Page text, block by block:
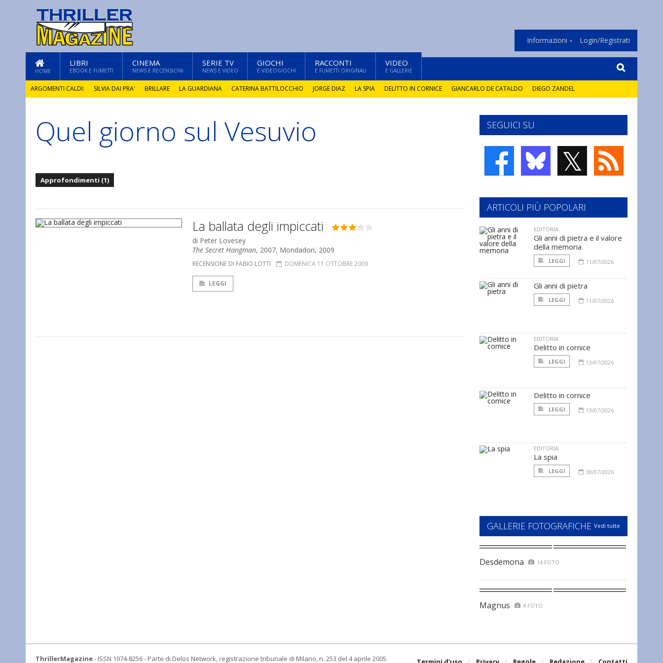
Informazioni Login/Registrati
HOME
LIBRI
EBOOK E FUMETTI
CINEMA
NEWS E RECENSIONI
SERIE TV
NEWS E VIDEO
GIOCHI
E VIDEOGIOCHI
RACCONTI
E FUMETTI ORIGINALI
VIDEO
E GALLERIE
ARGOMENTI CALDI: SILVIA DAI PRA' BRILLARE LA GUARDIANA CATERINA BATTILOCCHIO JORGE DIAZ LA SPIA DELITTO IN CORNICE GIANCARLO DE CATALDO DIEGO ZANDEL
GLI ANNI DI PIETRA
Quel giorno sul Vesuvio
Approfondimenti (1)
La ballata degli impiccati
di Peter Lovesey
The Secret Hangman, 2007, Mondadori, 2009
RECENSIONE DI FABIO LOTTI DOMENICA 11 OTTOBRE 2009
LEGGI
SEGUICI SU
𝕏
ARTICOLI PIÙ POPOLARI
EDITORIA
Gli anni di pietra e il valore
della memoria
LEGGI 11/07/2026
Gli anni di pietra
LEGGI 11/07/2026
EDITORIA
Delitto in cornice
LEGGI 13/07/2026
Delitto in cornice
LEGGI 13/07/2026
EDITORIA
La spia
LEGGI 30/07/2026
GALLERIE FOTOGRAFICHE Vedi tutte
Desdemona 14 FOTO
Magnus 4 FOTO
ThrillerMagazine- ISSN 1974-8256 - Parte di Delos Network, registrazione tribunale di Milano, n. 253 del 4 aprile 2005.